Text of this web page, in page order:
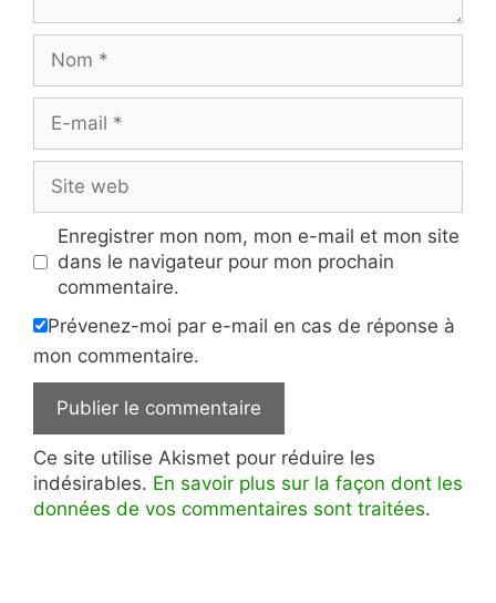
mail
web
Enregistrer mon nom, mon e-mail et mon site
dans le navigateur pour mon prochain
commentaire.
Prévenez-moi par e-mail en cas de réponse à
mon commentaire.
Ce site utilise Akismet pour réduire les
indésirables. En savoir plus sur la façon dont les
données de vos commentaires sont traitées.